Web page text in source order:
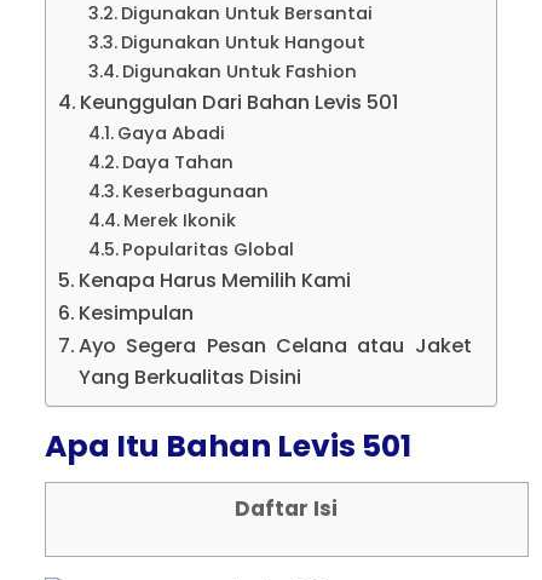
Digunakan Untuk Bersantai
Digunakan Untuk Hangout
Digunakan Untuk Fashion
Keunggulan Dari Bahan Levis 501
Gaya Abadi
Daya Tahan
Keserbagunaan
Merek Ikonik
Popularitas Global
Kenapa Harus Memilih Kami
Kesimpulan
Ayo Segera Pesan Celana atau Jaket
Yang Berkualitas Disini
Apa Itu Bahan Levis 501
Daftar Isi